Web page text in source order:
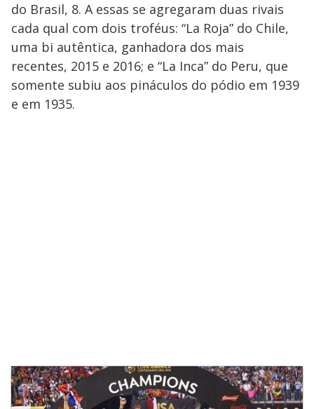
do Brasil, 8. A essas se agregaram duas rivais
cada qual com dois troféus: “La Roja” do Chile,
uma bi autêntica, ganhadora dos mais
recentes, 2015 e 2016; e “La Inca” do Peru, que
somente subiu aos pináculos do pódio em 1939
e em 1935.